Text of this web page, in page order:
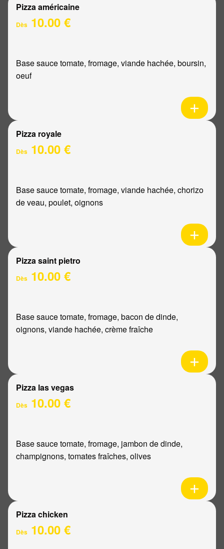
Pizza américaine
Dès 10.00 €
Base sauce tomate, fromage, viande hachée, boursin,
oeuf
Pizza royale
Dès 10.00 €
Base sauce tomate, fromage, viande hachée, chorizo
de veau, poulet, oignons
Pizza saint pietro
Dès 10.00 €
Base sauce tomate, fromage, bacon de dinde,
oignons, viande hachée, crème fraîche
Pizza las vegas
Dès 10.00 €
Base sauce tomate, fromage, jambon de dinde,
champignons, tomates fraîches, olives
Pizza chicken
Dès 10.00 €